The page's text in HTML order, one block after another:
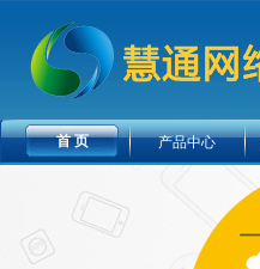
首 页 产品中心